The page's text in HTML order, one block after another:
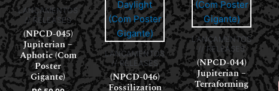
LANÇAMENTOS
// RELEASES
(NPCD-045)
Jupiterian –
Aphotic (Com
Poster
Gigante)
LANÇAMENTOS
// RELEASES
(NPCD-046)
Fossilization
LANÇAMENTOS
// RELEASES
(NPCD-044)
Jupiterian –
Terraforming